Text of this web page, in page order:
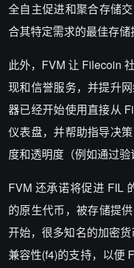
全自主促进和聚合存储
合其特定需求的最佳存储
此外，FVM 让 Filecoin
现和信誉服务，并提升
器已经开始使用直接从
仪表盘，并帮助指导决
度和透明度（例如通过验
FVM 还承诺将促进 FIL
的原生代币，被存储提
开始，很多知名的加密
兼容性(f4)的支持，以便